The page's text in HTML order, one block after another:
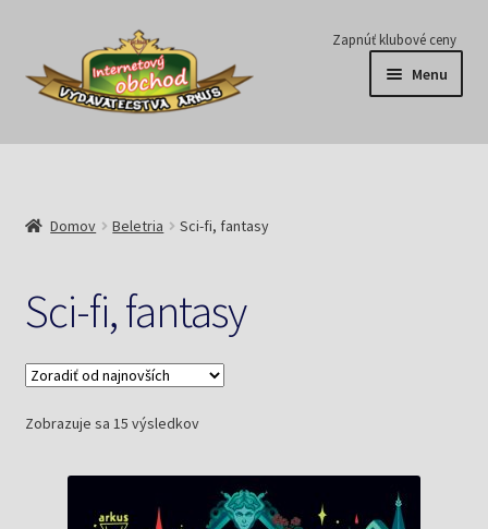
Preskočiť
navigáciu
Preskočiť
obsah
Zapnúť klubové ceny
Menu
Série
Predplatné
Pripravujeme
Pre školy
Domov Beletria Sci-fi, fantasy
Sci-fi, fantasy
Zobrazuje sa 15 výsledkovZoradené